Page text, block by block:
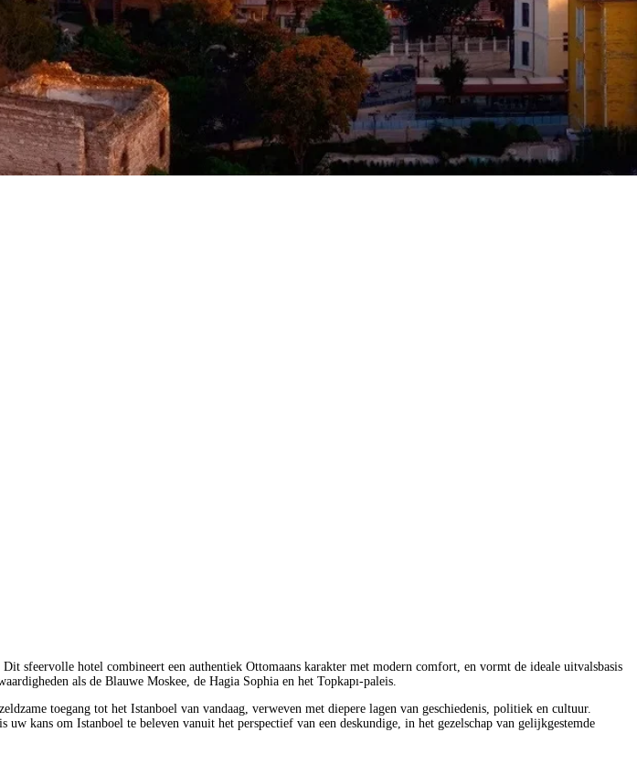
Dit sfeervolle hotel combineert een authentiek Ottomaans karakter met modern comfort, en vormt de ideale uitvalsbasis
als de Blauwe Moskee, de Hagia Sophia en het Topkapı-paleis.
toegang tot het Istanboel van vandaag, verweven met diepere lagen van geschiedenis, politiek en cultuur.
kans om Istanboel te beleven vanuit het perspectief van een deskundige, in het gezelschap van gelijkgestemde